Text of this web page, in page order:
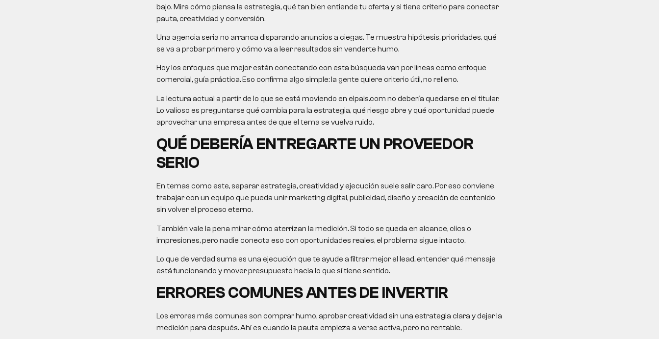
bajo. Mira cómo piensa la estrategia, qué tan bien entiende tu oferta y si tiene criterio para conectar
pauta, creatividad y conversión.
Una agencia seria no arranca disparando anuncios a ciegas. Te muestra hipótesis, prioridades, qué
se va a probar primero y cómo va a leer resultados sin venderte humo.
Hoy los enfoques que mejor están conectando con esta búsqueda van por líneas como enfoque
comercial, guía práctica. Eso confirma algo simple: la gente quiere criterio útil, no relleno.
La lectura actual a partir de lo que se está moviendo en elpais.com no debería quedarse en el titular.
Lo valioso es preguntarse qué cambia para la estrategia, qué riesgo abre y qué oportunidad puede
aprovechar una empresa antes de que el tema se vuelva ruido.
QUÉ DEBERÍA ENTREGARTE UN PROVEEDOR
SERIO
En temas como este, separar estrategia, creatividad y ejecución suele salir caro. Por eso conviene
trabajar con un equipo que pueda unir marketing digital, publicidad, diseño y creación de contenido
sin volver el proceso eterno.
También vale la pena mirar cómo aterrizan la medición. Si todo se queda en alcance, clics o
impresiones, pero nadie conecta eso con oportunidades reales, el problema sigue intacto.
Lo que de verdad suma es una ejecución que te ayude a filtrar mejor el lead, entender qué mensaje
está funcionando y mover presupuesto hacia lo que sí tiene sentido.
ERRORES COMUNES ANTES DE INVERTIR
Los errores más comunes son comprar humo, aprobar creatividad sin una estrategia clara y dejar la
medición para después. Ahí es cuando la pauta empieza a verse activa, pero no rentable.